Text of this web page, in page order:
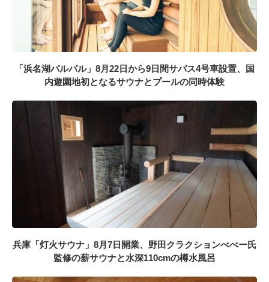
「浜名湖パルパル」8月22日から9日間サバス4号車設置、国
内遊園地初となるサウナとプールの同時体験
兵庫「灯火サウナ」8月7日開業、野田クラクションべべー氏
監修の薪サウナと水深110cmの樽水風呂